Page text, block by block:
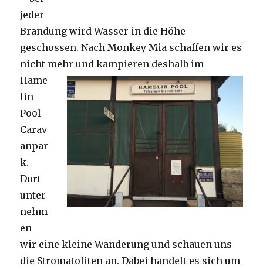
jeder
Brandung wird Wasser in die Höhe
geschossen. Nach Monkey Mia schaffen wir es
nicht mehr und kampieren deshalb im
Hame
lin
Pool
Carav
anpar
k.
Dort
unter
nehm
en
wir eine kleine Wanderung und schauen uns
die Stromatoliten an. Dabei handelt es sich um